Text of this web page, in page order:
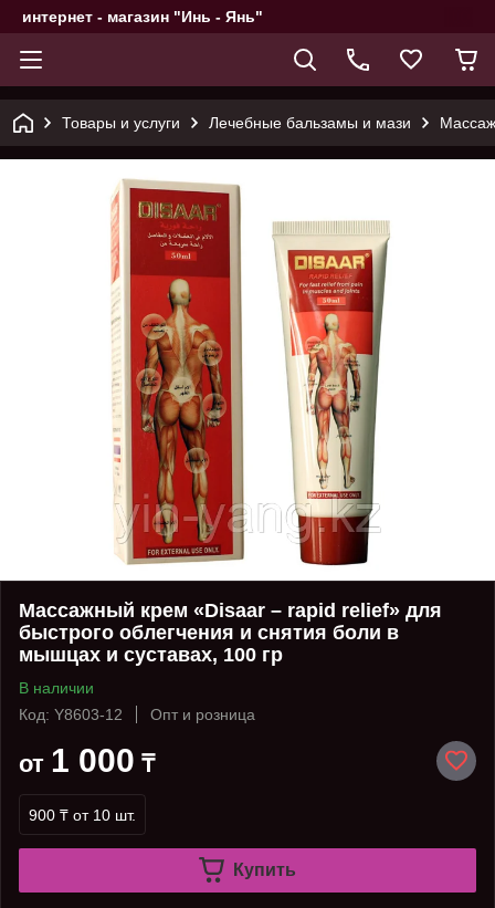
интернет - магазин "Инь - Янь"
Товары и услуги Лечебные бальзамы и мази
Массажный крем «Disaar – rapid relief» для
быстрого облегчения и снятия боли в
мышцах и суставах, 100 гр
В наличии
Код: Y8603-12
Опт и розница
от 1 000 ₸
900 ₸ от 10 шт.
Купить